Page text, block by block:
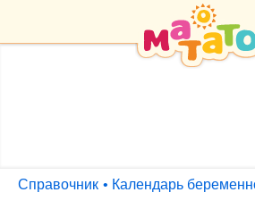
Справочник Календарь